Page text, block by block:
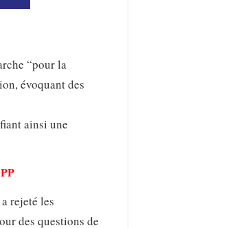
“pour la
évoquant des
ainsi une
rejeté les
des questions de